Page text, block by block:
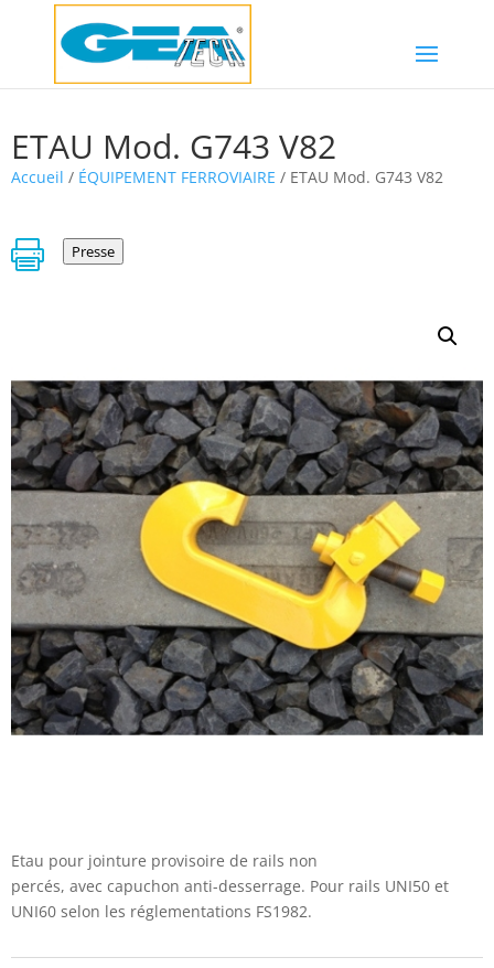
ETAU Mod. G743 V82
Accueil / ÉQUIPEMENT FERROVIAIRE / ETAU Mod. G743 V82
 Presse
Etau pour jointure provisoire de rails non
percés, avec capuchon anti-desserrage. Pour rails UNI50 et
UNI60 selon les réglementations FS1982.